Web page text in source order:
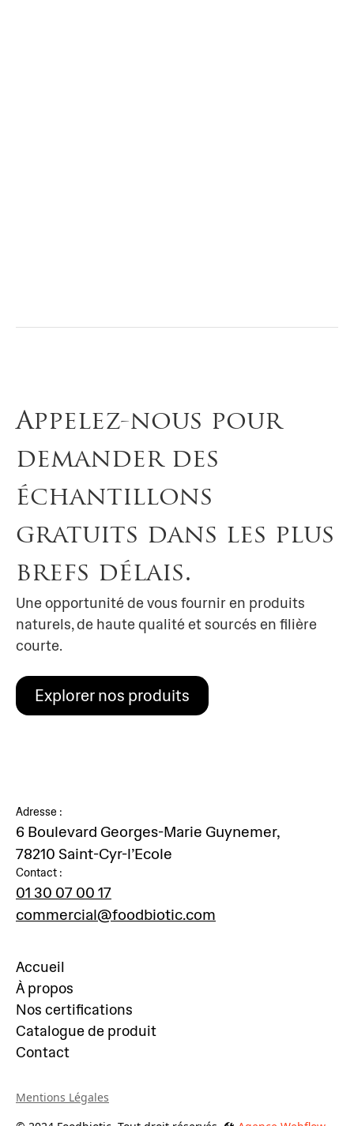
Appelez-nous pour
demander des
échantillons
gratuits dans les plus
brefs délais.
Une opportunité de vous fournir en produits
naturels, de haute qualité et sourcés en filière
courte.
Explorer nos produits
Adresse :
6 Boulevard Georges-Marie Guynemer,
78210 Saint-Cyr-l’Ecole
Contact :
01 30 07 00 17
commercial@foodbiotic.com
Accueil
À propos
Nos certifications
Catalogue de produit
Contact
Mentions Légales